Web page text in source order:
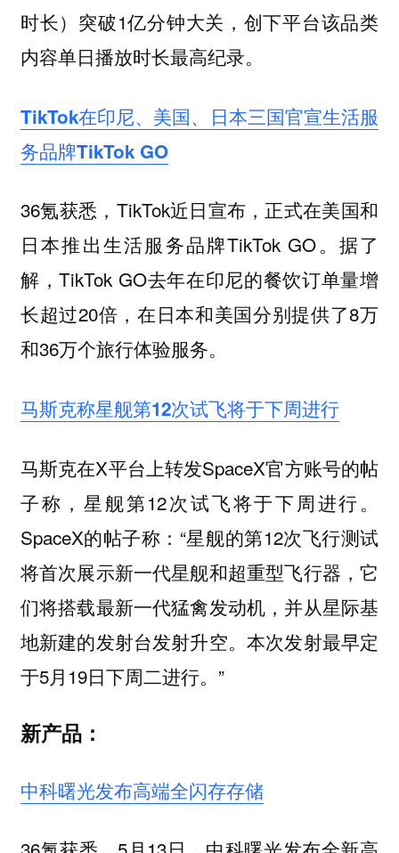
时长）突破1亿分钟大关，创下平台该品类
内容单日播放时长最高纪录。
TikTok在印尼、美国、日本三国官宣生活服
务品牌TikTok GO
36氪获悉，TikTok近日宣布，正式在美国和
日本推出生活服务品牌TikTok GO。据了
解，TikTok GO去年在印尼的餐饮订单量增
长超过20倍，在日本和美国分别提供了8万
和36万个旅行体验服务。
马斯克称星舰第12次试飞将于下周进行
马斯克在X平台上转发SpaceX官方账号的帖
子称，星舰第12次试飞将于下周进行。
SpaceX的帖子称：“星舰的第12次飞行测试
将首次展示新一代星舰和超重型飞行器，它
们将搭载最新一代猛禽发动机，并从星际基
地新建的发射台发射升空。本次发射最早定
于5月19日下周二进行。”
新产品：
中科曙光发布高端全闪存存储